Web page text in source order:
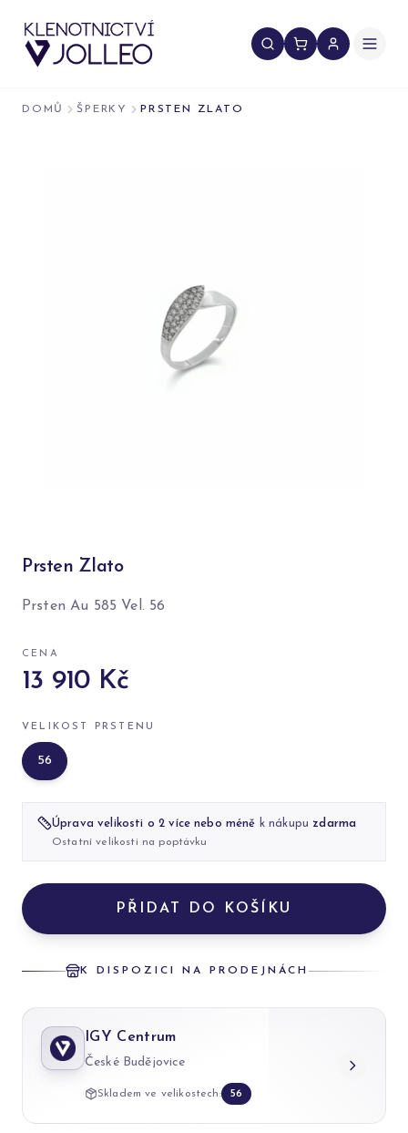
DOMŮ ŠPERKY PRSTEN ZLATO
Prsten Zlato
Prsten Au 585 Vel. 56
CENA
13 910 Kč
VELIKOST PRSTENU
56
Úprava velikosti o 2 více nebo méně k nákupu zdarma
Ostatní velikosti na poptávku
PŘIDAT DO KOŠÍKU
K DISPOZICI NA PRODEJNÁCH
IGY Centrum
České Budějovice
Skladem ve velikostech: 56